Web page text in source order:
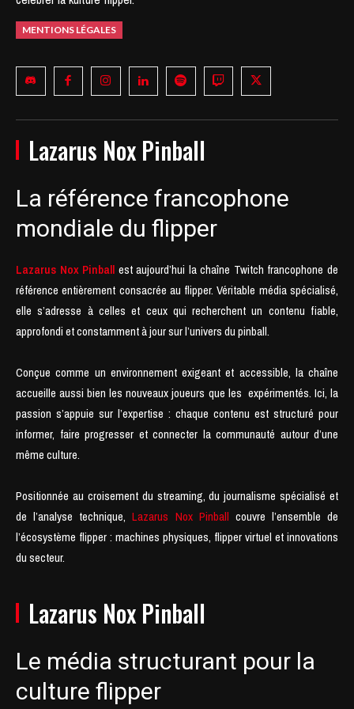
MENTIONS LÉGALES
Lazarus Nox Pinball
La référence francophone
mondiale du flipper
Lazarus Nox Pinball est aujourd’hui la chaîne Twitch francophone de
référence entièrement consacrée au flipper. Véritable média spécialisé,
elle s’adresse à celles et ceux qui recherchent un contenu fiable,
approfondi et constamment à jour sur l’univers du pinball.
Conçue comme un environnement exigeant et accessible, la chaîne
accueille aussi bien les nouveaux joueurs que les expérimentés. Ici, la
passion s’appuie sur l’expertise : chaque contenu est structuré pour
informer, faire progresser et connecter la communauté autour d’une
même culture.
Positionnée au croisement du streaming, du journalisme spécialisé et
de l’analyse technique,Lazarus Nox Pinball couvre l’ensemble de
l’écosystème flipper : machines physiques, flipper virtuel et innovations
du secteur.
Lazarus Nox Pinball
Le média structurant pour la
culture flipper